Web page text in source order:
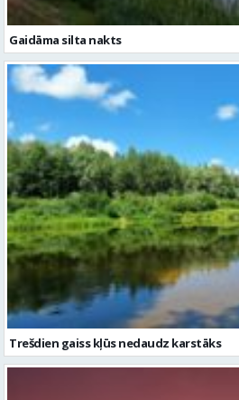
Trešdien gaiss kļūs nedaudz karstāks